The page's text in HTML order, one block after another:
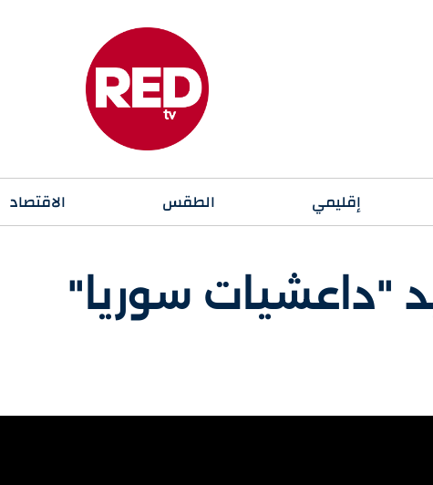
إقليمي الطقس الاقتصاد
"داعشيات سوريا"